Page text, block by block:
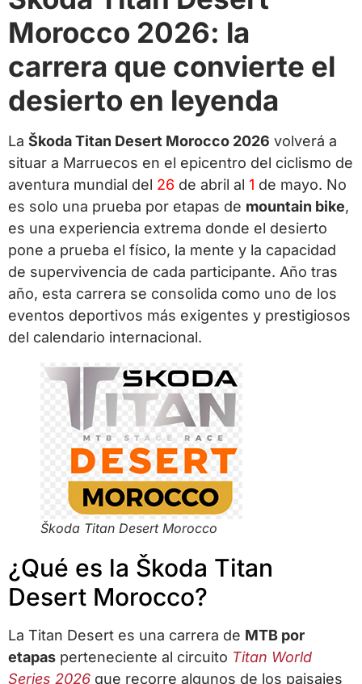
Morocco 2026: la
carrera que convierte el
desierto en leyenda
La Škoda Titan Desert Morocco 2026 volverá a
situar a Marruecos en el epicentro del ciclismo de
aventura mundial del 26 de abril al 1 de mayo. No
es solo una prueba por etapas de mountain bike,
es una experiencia extrema donde el desierto
pone a prueba el físico, la mente y la capacidad
de supervivencia de cada participante. Año tras
año, esta carrera se consolida como uno de los
eventos deportivos más exigentes y prestigiosos
del calendario internacional.
Škoda Titan Desert Morocco
¿Qué es la Škoda Titan
Desert Morocco?
La Titan Desert es una carrera de MTB por
etapas perteneciente al circuito Titan World
Series 2026 que recorre algunos de los paisajes